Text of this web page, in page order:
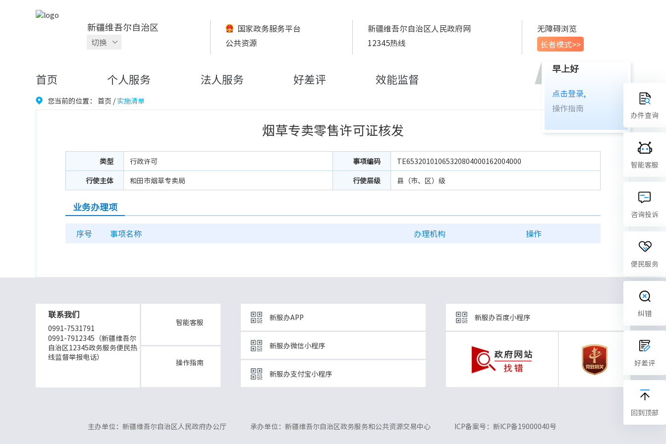
新疆维吾尔自治区
切换
国家政务服务平台
公共资源
新疆维吾尔自治区人民政府网
12345热线
无障碍浏览
长者模式>>
首页 个人服务 法人服务 好差评 效能监督
早上好
点击登录,
操作指南
您当前的位置： 首页 /实施清单
烟草专卖零售许可证核发
类型 行政许可 事项编码
TE65320101065320804000162004000
行使主体
和田市烟草专卖局 行使层级 县（市、区）级
业务办理项
序号 事项名称 办理机构 操作
联系我们
0991-7531791
0991-7912345（新疆维吾尔
自治区12345政务服务便民热
线监督举报电话）
智能客服
操作指南
新服办APP
新服办微信小程序
新服办支付宝小程序
新服办百度小程序
主办单位：新疆维吾尔自治区人民政府办公厅 承办单位：新疆维吾尔自治区政务服务和公共资源交易中心 ICP备案号：新ICP备19000040号
办件查询
智能客服
咨询投诉
便民服务
纠错
好差评
回到顶部